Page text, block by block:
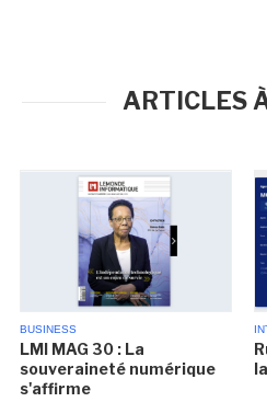
ARTICLES
BUSINESS
LMI MAG 30 : La
souveraineté numérique
s'affirme